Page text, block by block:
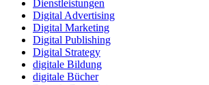
Dienstleistungen
Digital Advertising
Digital Marketing
Digital Publishing
Digital Strategy
digitale Bildung
digitale Bücher